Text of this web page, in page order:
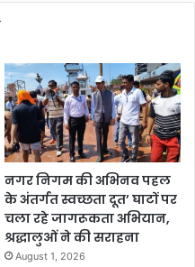
नगर निगम की अभिनव पहल
के अंतर्गत स्वच्छता दूत’ घाटों पर
चला रहे जागरूकता अभियान,
श्रद्धालुओं ने की सराहना
August 1, 2026